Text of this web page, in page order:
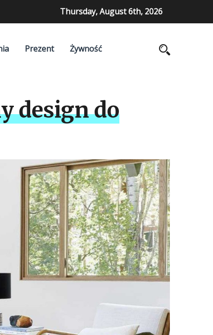
Thursday, August 6th, 2026
Prezent Żywność
design do